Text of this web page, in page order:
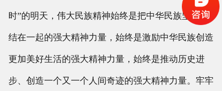
时”的明天，伟大民族精神始终是把中华民族坚强团
结在一起的强大精神力量，始终是激励中华民族创造
更加美好生活的强大精神力量，始终是推动历史进
步、创造一个又一个人间奇迹的强大精神力量。牢牢